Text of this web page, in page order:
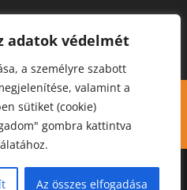
adatok védelmét
a személyre szabott
valamint a
sütiket (cookie)
gombra kattintva
Az összes elfogadása
Cookie (süti) használat